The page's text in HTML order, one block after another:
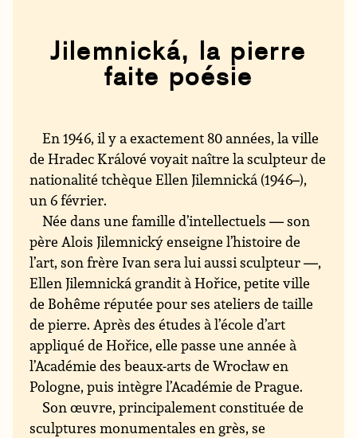
Jilemnická, la pierre
faite poésie
En 1946, il y a exactement 80 années, la ville
de Hradec Králové voyait naître la sculpteur de
nationalité tchèque Ellen Jilemnická (1946–),
un 6 février.
Née dans une famille d’intellectuels — son
père Alois Jilemnický enseigne l’histoire de
l’art, son frère Ivan sera lui aussi sculpteur —,
Ellen Jilemnická grandit à Hořice, petite ville
de Bohême réputée pour ses ateliers de taille
de pierre. Après des études à l’école d’art
appliqué de Hořice, elle passe une année à
l’Académie des beaux-arts de Wrocław en
Pologne, puis intègre l’Académie de Prague.
Son œuvre, principalement constituée de
sculptures monumentales en grès, se